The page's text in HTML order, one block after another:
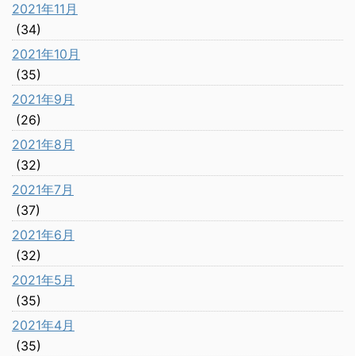
2021年11月
(34)
2021年10月
(35)
2021年9月
(26)
2021年8月
(32)
2021年7月
(37)
2021年6月
(32)
2021年5月
(35)
2021年4月
(35)